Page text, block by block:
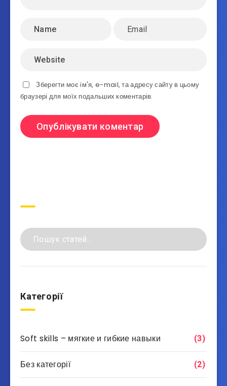
Зберегти моє ім'я, e-mail, та адресу сайту в цьому
браузері для моїх подальших коментарів.
Категорії
Soft skills – мягкие и гибкие навыки (3)
Без категорії (2)